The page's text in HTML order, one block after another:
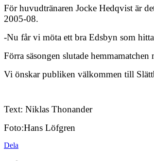
För huvudtränaren Jocke Hedqvist är
2005-08.
-Nu får vi möta ett bra Edsbyn som
Förra säsongen slutade
Vi önskar publiken välkommen till
Text: Niklas Thonander
Foto:Hans Löfgren
Dela